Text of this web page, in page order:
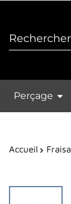
Perçage
Accueil